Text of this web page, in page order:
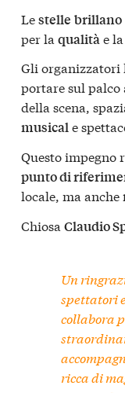
Lestelle brillano
per la qualitàe la
Gli organizzatori
portare sul palco
della scena,
musicale
Questo impegno
punto di
locale, ma anche
Chiosa Claudio
Un
spettatori
collabora
ricca di